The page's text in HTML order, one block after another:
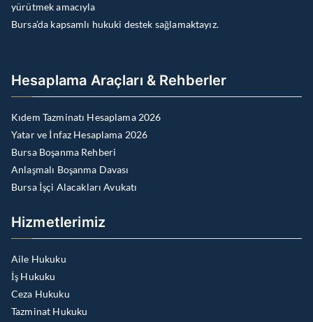
yürütmek amacıyla
Bursa’da kapsamlı hukuki destek sağlamaktayız.
Hesaplama Araçları & Rehberler
Kıdem Tazminatı Hesaplama 2026
Yatar ve İnfaz Hesaplama 2026
Bursa Boşanma Rehberi
Anlaşmalı Boşanma Davası
Bursa İşçi Alacakları Avukatı
Hizmetlerimiz
Aile Hukuku
İş Hukuku
Ceza Hukuku
Tazminat Hukuku